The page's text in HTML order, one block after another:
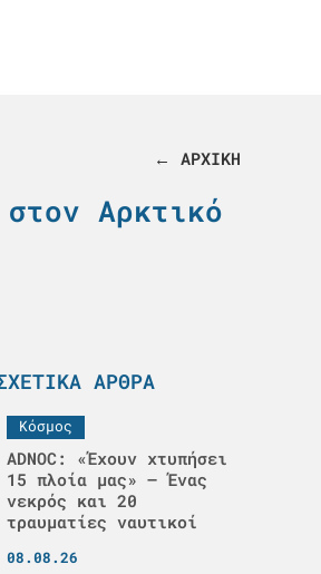
← ΑΡΧΙΚΗ
Αρκτικό
ΆΡΘΡΑ
Κόσμος
ADNOC: «Έχουν χτυπήσει
15 πλοία μας» – Ένας
νεκρός και 20
τραυματίες ναυτικοί
08.08.26